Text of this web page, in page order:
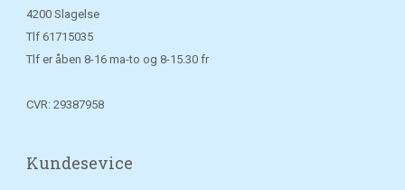
4200 Slagelse
Tlf 61715035
Tlf er åben 8-16 ma-to og 8-15.30 fr
CVR: 29387958
Kundesevice